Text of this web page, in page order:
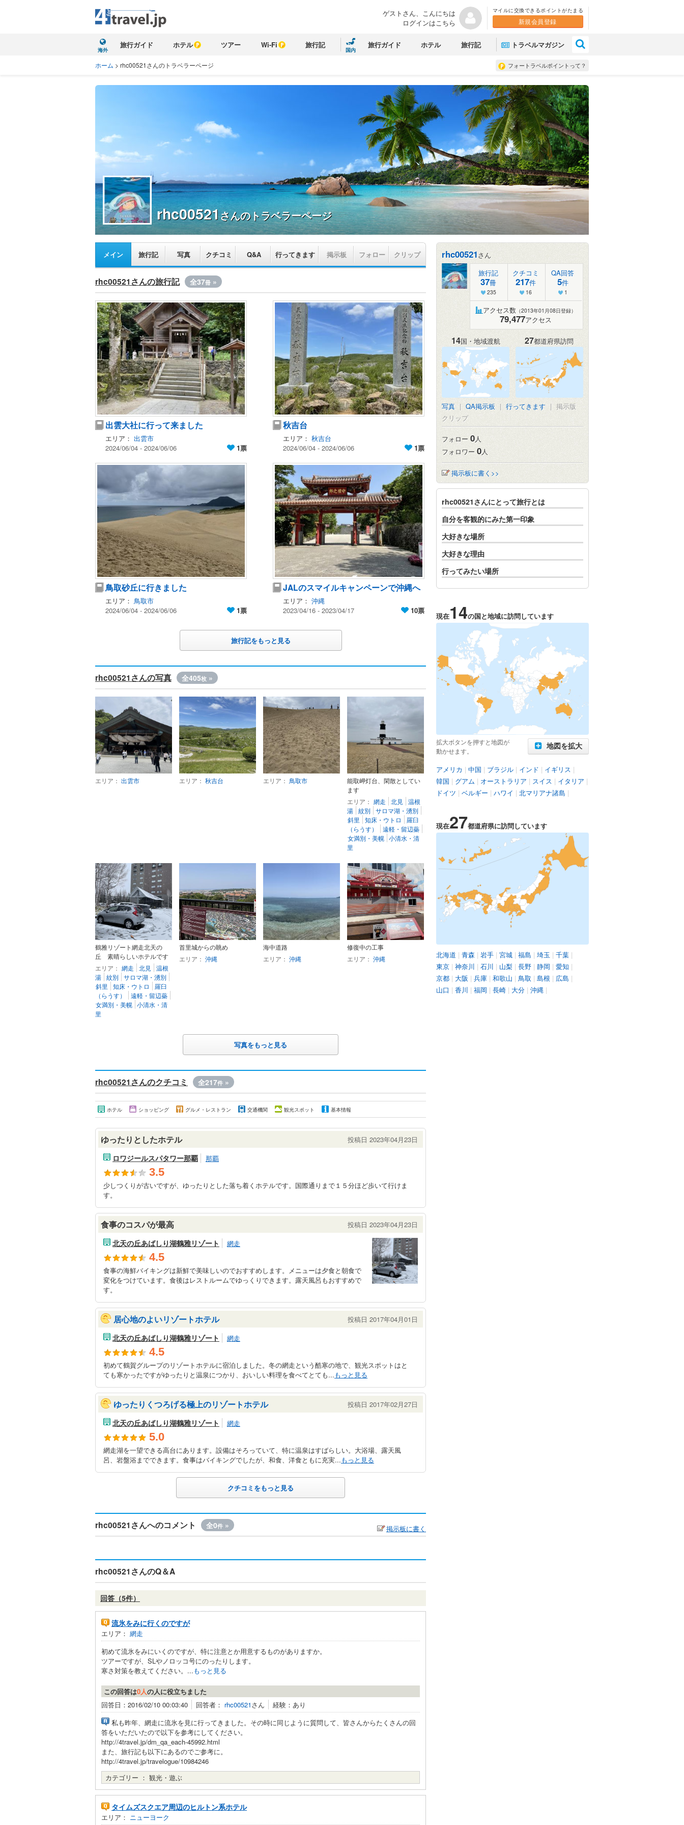
ゲストさん、こんにちは
ログインはこちら
マイルに交換できるポイントがたまる
新規会員登録
海外
旅行ガイド ホテル ツアー Wi-Fi 旅行記
国内
旅行ガイド ホテル 旅行記 トラベルマガジン
フォートラベルポイントって？
ホーム > rhc00521さんのトラベラーページ
rhc00521さんのトラベラーページ
メイン 旅行記 写真 クチコミ Q&A 行ってきます 掲示板 フォロー クリップ
rhc00521さんの旅行記 全37冊 »
出雲大社に行って来ました
エリア： 出雲市
2024/06/04 - 2024/06/06
1票
秋吉台
エリア： 秋吉台
2024/06/04 - 2024/06/06
1票
鳥取砂丘に行きました
エリア： 鳥取市
2024/06/04 - 2024/06/06
1票
JALのスマイルキャンペーンで沖縄へ
エリア： 沖縄
2023/04/16 - 2023/04/17
10票
旅行記をもっと見る
rhc00521さんの写真 全405枚 »
エリア： 出雲市 エリア： 秋吉台 エリア： 鳥取市
能取岬灯台、閑散としてい
ます
エリア： 網走 北見
温根
湯 紋別 サロマ湖・湧別
斜里
知床・ウトロ
羅臼
（らうす）
遠軽・留辺蘂
女満別・美幌 小清水・清
里
鶴雅リゾート網走北天の
丘 素晴らしいホテルです
エリア： 網走 北見
温根
湯 紋別 サロマ湖・湧別
斜里
知床・ウトロ
羅臼
（らうす）
遠軽・留辺蘂
女満別・美幌 小清水・清
里
首里城からの眺め
エリア： 沖縄
海中道路
エリア： 沖縄
修復中の工事
エリア： 沖縄
写真をもっと見る
rhc00521さんのクチコミ 全217件 »
ホテル ショッピング グルメ・レストラン 交通機関 観光スポット 基本情報
ゆったりとしたホテル 投稿日 2023年04月23日
ロワジールスパタワー那覇 那覇
3.5
少しつくりが古いですが、ゆったりとした落ち着くホテルです。国際通りまで１５分ほど歩いて行けま
す。
食事のコスパが最高 投稿日 2023年04月23日
北天の丘あばしり湖鶴雅リゾート 網走
4.5
食事の海鮮バイキングは新鮮で美味しいのでおすすめします。メニューは夕食と朝食で
変化をつけています。食後はレストルームでゆっくりできます。露天風呂もおすすめで
す。
居心地のよいリゾートホテル 投稿日 2017年04月01日
北天の丘あばしり湖鶴雅リゾート 網走
4.5
初めて鶴賀グループのリゾートホテルに宿泊しました。冬の網走という酷寒の地で、観光スポットはと
ても寒かったですがゆったりと温泉につかり、おいしい料理を食べてとても...もっと見る
ゆったりくつろげる極上のリゾートホテル 投稿日 2017年02月27日
北天の丘あばしり湖鶴雅リゾート 網走
5.0
網走湖を一望できる高台にあります。設備はそろっていて、特に温泉はすばらしい。大浴場、露天風
呂、岩盤浴までできます。食事はバイキングでしたが、和食、洋食ともに充実...もっと見る
クチコミをもっと見る
rhc00521さんへのコメント 全0件 » 掲示板に書く
rhc00521さんのQ＆A
回答（5件）
流氷をみに行くのですが
エリア： 網走
初めて流氷をみにいくのですが、特に注意とか用意するものがありますか。
ツアーですが、SLやノロッコ号にのったりします。
寒さ対策を教えてください。...もっと見る
この回答は0人の人に役立ちました
回答日：2016/02/10 00:03:40
回答者： rhc00521さん
経験：あり
私も昨年、網走に流氷を見に行ってきました。その時に同じように質問して、皆さんからたくさんの回
答をいただいたので以下を参考にしてください。
http://4travel.jp/dm_qa_each-45992.html
また、旅行記も以下にあるのでご参考に。
http://4travel.jp/travelogue/10984246
カテゴリー ： 観光・遊ぶ
タイムズスクエア周辺のヒルトン系ホテル
エリア： ニューヨーク
rhc00521さん
旅行記
37冊
235
クチコミ
217件
16
QA回答
5件
1
アクセス数 （2013年01月08日登録）
79,477アクセス
14国・地域渡航 27都道府県訪問
写真 | QA掲示板 | 行ってきます | 掲示版
クリップ
フォロー 0人
フォロワー 0人
掲示板に書く>>
rhc00521さんにとって旅行とは
自分を客観的にみた第一印象
大好きな場所
大好きな理由
行ってみたい場所
現在14の国と地域に訪問しています
拡大ボタンを押すと地図が
動かせます。
地図を拡大
アメリカ | 中国 | ブラジル | インド | イギリス |
韓国 | グアム | オーストラリア | スイス | イタリア |
ドイツ | ベルギー | ハワイ | 北マリアナ諸島 |
現在27都道府県に訪問しています
北海道 | 青森 | 岩手 | 宮城 | 福島 | 埼玉 | 千葉 |
東京 | 神奈川 | 石川 | 山梨 | 長野 | 静岡 | 愛知 |
京都 | 大阪 | 兵庫 | 和歌山 | 鳥取 | 島根 | 広島 |
山口 | 香川 | 福岡 | 長崎 | 大分 | 沖縄 |